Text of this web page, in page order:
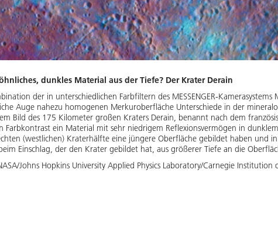
dunkles Material aus der Tiefe? Der Krater Derain
der in unterschiedlichen Farbfiltern des MESSENGER-
Auge nahezu homogenen Merkuroberfläche Unterschiede in der
Bild des 175 Kilometer großen Kraters Derain, benannt nach dem
Farbkontrast ein Material mit sehr niedrigem Reflexionsvermögen in
(westlichen) Kraterhälfte eine jüngere Oberfläche gebildet haben und
Einschlag, der den Krater gebildet hat, aus größerer Tiefe an die
Johns Hopkins University Applied Physics Laboratory/Carnegie Institution